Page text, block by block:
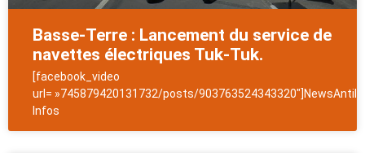
Basse-Terre : Lancement du service de
navettes électriques Tuk-Tuk.
[facebook_video
url= »745879420131732/posts/
Infos